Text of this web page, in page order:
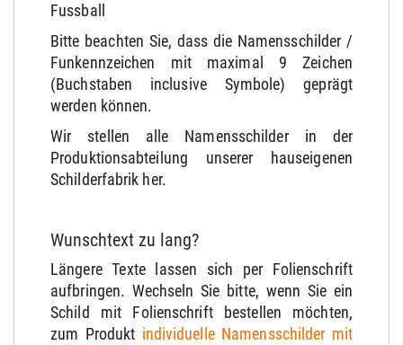
Fussball
Bitte beachten Sie, dass die Namensschilder /
Funkennzeichen mit maximal 9 Zeichen
(Buchstaben inclusive Symbole) geprägt
werden können.
Wir stellen alle Namensschilder in der
Produktionsabteilung unserer hauseigenen
Schilderfabrik her.
Wunschtext zu lang?
Längere Texte lassen sich per Folienschrift
aufbringen. Wechseln Sie bitte, wenn Sie ein
Schild mit Folienschrift bestellen möchten,
zum Produkt individuelle Namensschilder mit